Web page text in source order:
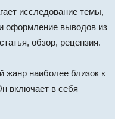
исследование темы,
оформление выводов из
обзор, рецензия.
жанр наиболее близок к
включает в себя